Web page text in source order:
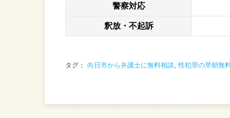
警察対応
釈放・不起訴
タグ： 向日市から弁護士に無料相談 ,性犯罪の早朝無